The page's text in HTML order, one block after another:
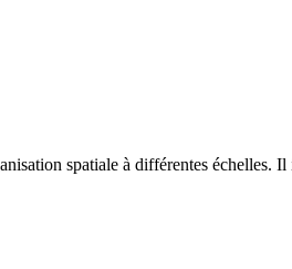
spatiale à différentes échelles.